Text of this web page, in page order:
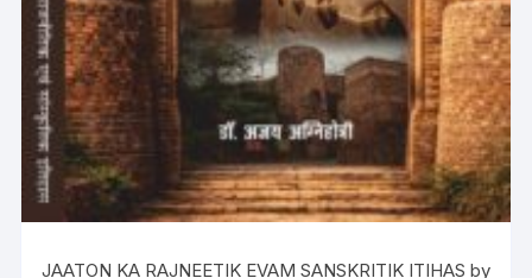
JAATON KA RAJNEETIK EVAM SANSKRITIK ITIHAS by